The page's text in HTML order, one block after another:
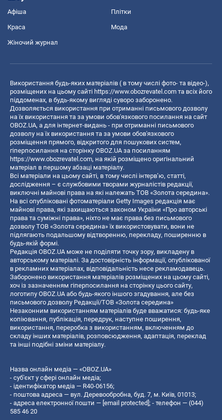
Афіша Плітки
Краса Мода
Жіночий журнал
Використання будь-яких матеріалів ( в тому числі фото- та відео-),
розміщених на цьому сайті https://www.obozrevatel.com та всіх його
піддоменах, в будь-якому вигляді суворо заборонено.
Дозволяється використання при отриманні письмового дозволу
на їх використання та за умови обов'язкового посилання на сайт
OBOZ.UA, а для інтернет-видань - при отриманні письмового
дозволу на їх використання та за умови обов'язкового
розміщення прямого, відкритого для пошукових систем,
гіперпосилання на сторінку OBOZ.UA за посиланням
https://www.obozrevatel.com, на якій розміщено оригінальний
матеріал в першому абзаці матеріалу.
Всі матеріали на цьому сайті, в тому числі інтерв’ю, статті,
дослідження – є службовими творами журналістів редакції,
виключні майнові права на які належать ТОВ «Золота середина».
На всі опубліковані фотоматеріали Getty Images редакція має
майнові права, які захищаються законом України «Про авторські
права та суміжні права», ніхто не має права без письмового
дозволу ТОВ «Золота середина» їх використовувати, вони не
підлягають подальшому відтворенню, перекладу, поширенню в
будь-якій формі.
Редакція OBOZ.UA може не поділяти точку зору, викладену в
авторському матеріалі. За достовірність інформації, опублікованої
в рекламних матеріалах, відповідальність несе рекламодавець.
Заборонено використання матеріалів розміщених на цьому сайті,
хоч із зазначенням гіперпосилання на сторінку цього сайту,
логотипу OBOZ.UA або будь-якого іншого згадування, але без
письмового дозволу Редакції/ТОВ «Золота середина»
Незаконним використанням матеріалів буде вважатися: будь-яке
копiювання, публiкацiя, передрук, наступне поширення,
використання, переробка з використанням, включенням до
складу інших матеріалів, розповсюдження, адаптація, переклад
та інші подібні зміни матеріалу.
Назва онлайн медіа — «OBOZ.UA»
- суб'єкт у сфері онлайн медіа;
- ідентифікатор медіа — R40-06156;
- поштова адреса — вул. Деревообробна, буд. 7, м. Київ, 01013;
- адреса електронної пошти — [email protected]; - телефон — (044)
585 46 20